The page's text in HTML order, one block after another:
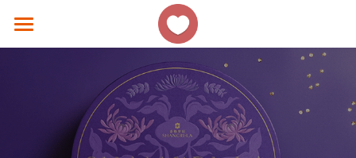
香港好去處
生活熱話
商品分類
所有商品分類